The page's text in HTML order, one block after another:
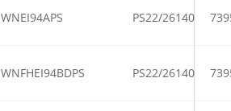
WNEI94APS PS22/26140
WNFHEI94BDPS PS22/26140